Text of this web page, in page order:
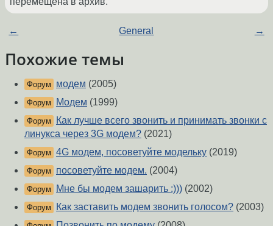
← General →
Похожие темы
Форум модем (2005)
Форум Модем (1999)
Форум
Как лучше всего звонить и принимать звонки с
линукса через 3G модем? (2021)
Форум 4G модем, посоветуйте модельку (2019)
Форум посоветуйте модем. (2004)
Форум Мне бы модем зашарить :))) (2002)
Форум Как заставить модем звонить голосом? (2003)